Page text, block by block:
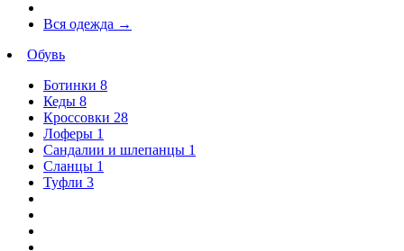
Вся одежда →
Обувь
Ботинки 8
Кеды 8
Кроссовки 28
Лоферы 1
Сандалии и шлепанцы 1
Сланцы 1
Туфли 3